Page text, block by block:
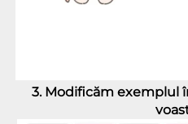
3. Modificăm exemplul